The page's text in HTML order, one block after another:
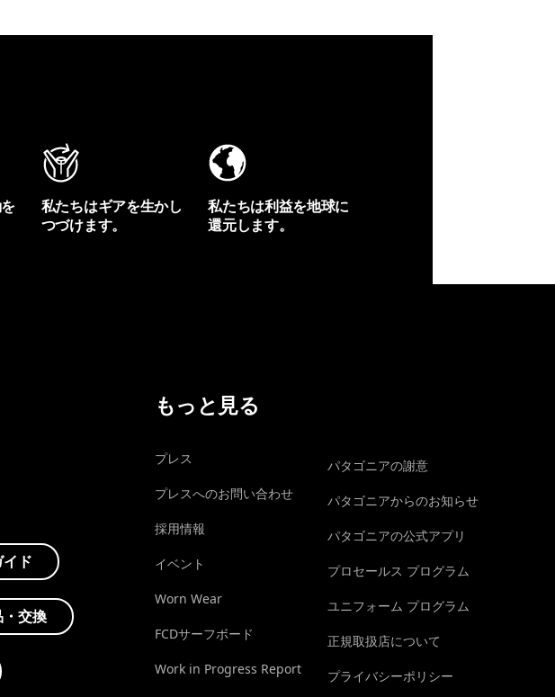
私たちはギアを生かし
つづけます。
私たちは利益を地球に
還元します。
ド
・交換
もっと見る
プレス
プレスへのお問い合わせ
採用情報
イベント
Worn Wear
FCDサーフボード
Work in Progress Report
パタゴニアの謝意
パタゴニアからのお知らせ
パタゴニアの公式アプリ
プロセールス プログラム
ユニフォーム プログラム
正規取扱店について
プライバシーポリシー